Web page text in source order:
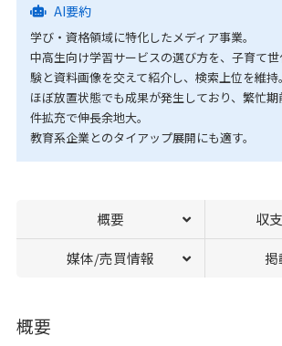
AI要約
学び・資格領域に特化したメディア事業。
中高生向け学習サービスの選び方を、子育て
験と資料画像を交えて紹介し、検索上位を維持。
ほぼ放置状態でも成果が発生しており、繁忙
件拡充で伸長余地大。
教育系企業とのタイアップ展開にも適す。
概要 収
媒体/売買情報 掲
概要